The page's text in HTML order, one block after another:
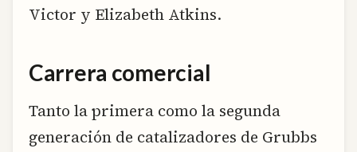
Victor y Elizabeth Atkins.
Carrera comercial
Tanto la primera como la segunda
generación de catalizadores de Grubbs